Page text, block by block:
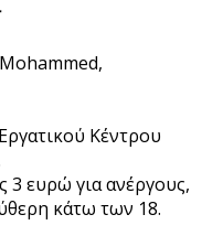
Κέντρου
3 ευρώ για ανέργους,
κάτω των 18.